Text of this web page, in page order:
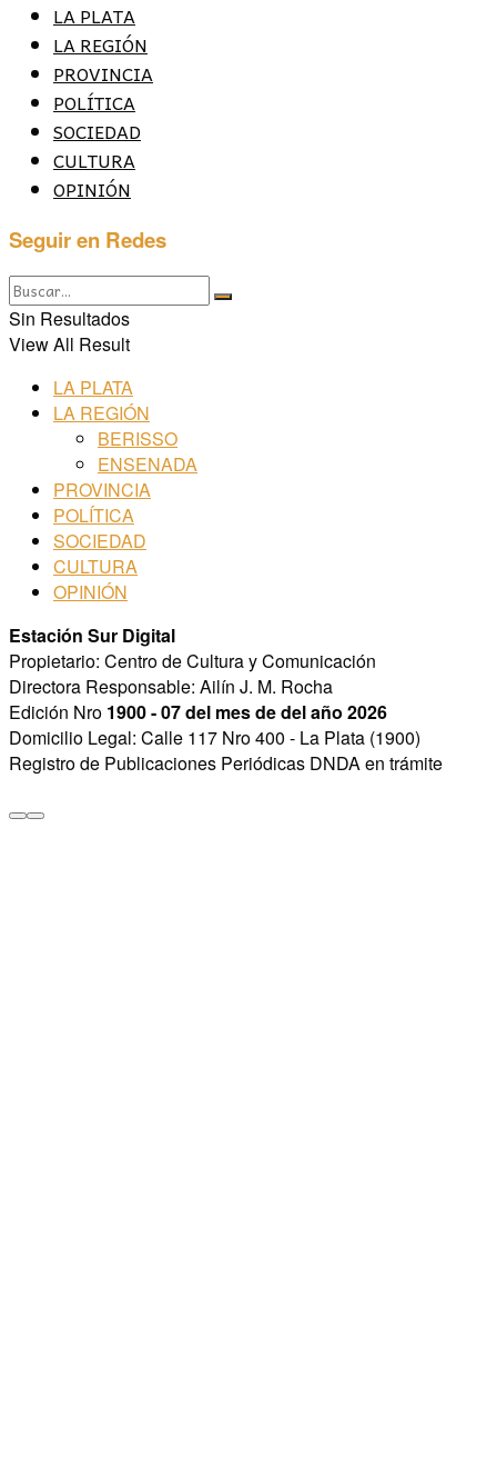
LA PLATA
LA REGIÓN
PROVINCIA
POLÍTICA
SOCIEDAD
CULTURA
OPINIÓN
Seguir en Redes
Sin Resultados
View All Result
LA PLATA
LA REGIÓN
BERISSO
ENSENADA
PROVINCIA
POLÍTICA
SOCIEDAD
CULTURA
OPINIÓN
Estación Sur Digital
Propietario: Centro de Cultura y Comunicación
Directora Responsable: Ailín J. M. Rocha
Edición Nro 1900 - 07 del mes de del año 2026
Domicilio Legal: Calle 117 Nro 400 - La Plata (1900)
Registro de Publicaciones Periódicas DNDA en trámite